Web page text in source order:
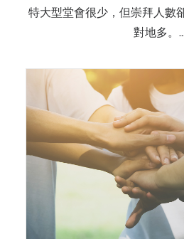
特大型堂會很少，但崇拜人數
對地多。…